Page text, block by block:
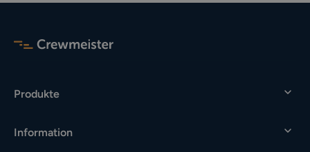
Produkte
Mobile Zeiterfassung
Information